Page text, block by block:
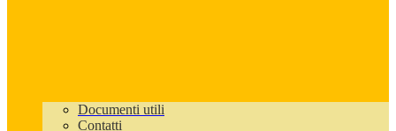
Documenti utili
Contatti